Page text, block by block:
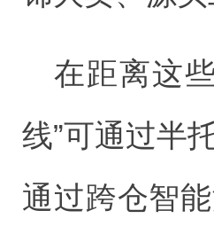
在距离这
线”可通过半
通过跨仓智